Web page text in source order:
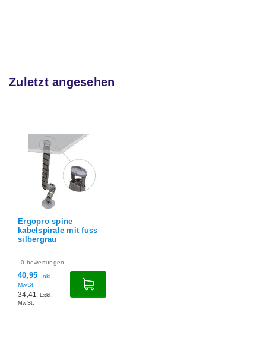
Zuletzt angesehen
Ergopro spine
kabelspirale mit fuss
silbergrau
0 bewertungen
40,95
Inkl.
MwSt.
34,41
Exkl.
MwSt.